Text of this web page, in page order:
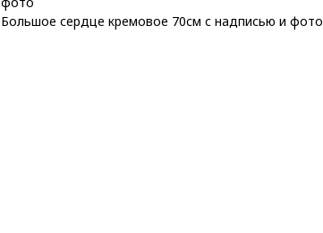
Большое сердце кремовое 70см с надписью и фото